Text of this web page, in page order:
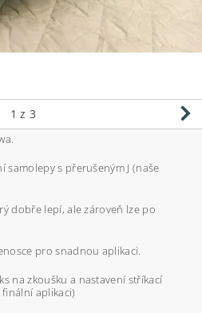
1 z 3
samolepy s přerušeným J (naše
dobře lepí, ale zároveň lze po
pro snadnou aplikaci.
na zkoušku a nastavení stříkací
aplikaci)